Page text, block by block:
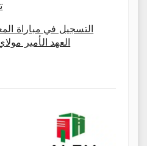
التسجيل في مباراة
العهد الأمير مولاي